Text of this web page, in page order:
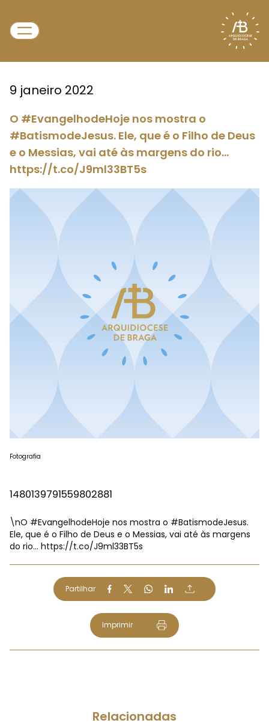
9 janeiro 2022
O #EvangelhodeHoje nos mostra o
#BatismodeJesus. Ele, que é o Filho de Deus
e o Messias, vai até às margens do rio…
https://t.co/J9ml33BT5s
Fotografia
1480139791559802881
\nO #EvangelhodeHoje nos mostra o #BatismodeJesus.
Ele, que é o Filho de Deus e o Messias, vai até às margens
do rio… https://t.co/J9ml33BT5s
Partilhar
Imprimir
Relacionadas